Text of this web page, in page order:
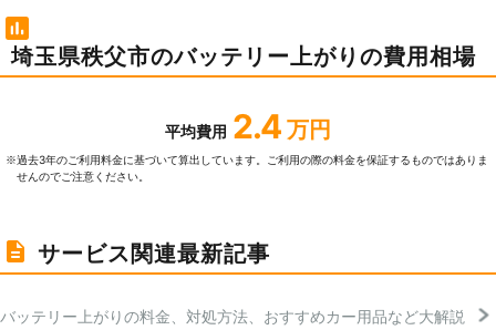
埼玉県秩父市のバッテリー上がりの費用相場
平均費用 2.4 万円
※過去3年のご利⽤料⾦に基づいて算出しています。ご利⽤の際の料⾦を保証するものではありま
せんのでご注意ください。
サービス関連最新記事
バッテリー上がりの料金、対処方法、おすすめカー用品など大解説